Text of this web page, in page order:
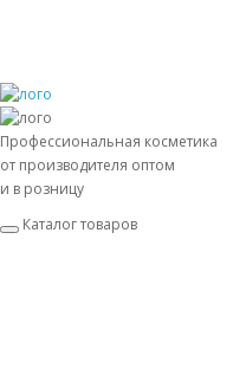
Профессиональная косметика
от производителя оптом
и в розницу
Каталог товаров